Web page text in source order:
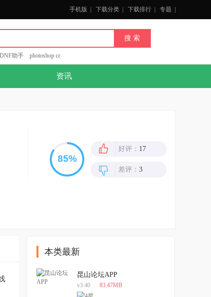
手机版 下载分类 下载排行 专题
DNF助手 photoshop cc
资讯
好评： 17
差评： 3
本类最新
昆山论坛APP
v3.40 83.47MB